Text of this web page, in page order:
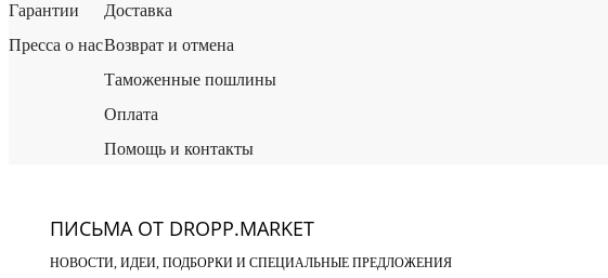
Гарантии
Пресса о нас
Доставка
Возврат и отмена
Таможенные пошлины
Оплата
Помощь и контакты
ПИСЬМА ОТ DROPP.MARKET
НОВОСТИ, ИДЕИ, ПОДБОРКИ И СПЕЦИАЛЬНЫЕ ПРЕДЛОЖЕНИЯ